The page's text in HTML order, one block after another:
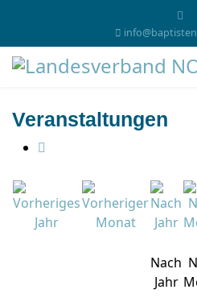
Veranstaltungen
Nach
Jahr